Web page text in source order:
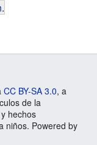
.
CC BY-SA 3.0, a
de la
hechos
niños. Powered by